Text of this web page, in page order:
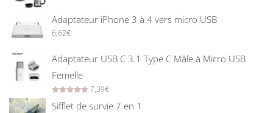
Adaptateur iPhone 3 à 4 vers micro USB
6,62€
Adaptateur USB C 3.1 Type C Mâle à Micro USB
Femelle
Rated5.00
7,39€
Sifflet de survie 7 en 1